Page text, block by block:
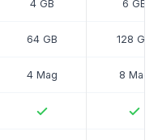
4 GB 6 GB
64 GB 128 GB
4 Mag 8 Mag